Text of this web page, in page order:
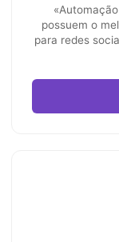
possuem o
para redes